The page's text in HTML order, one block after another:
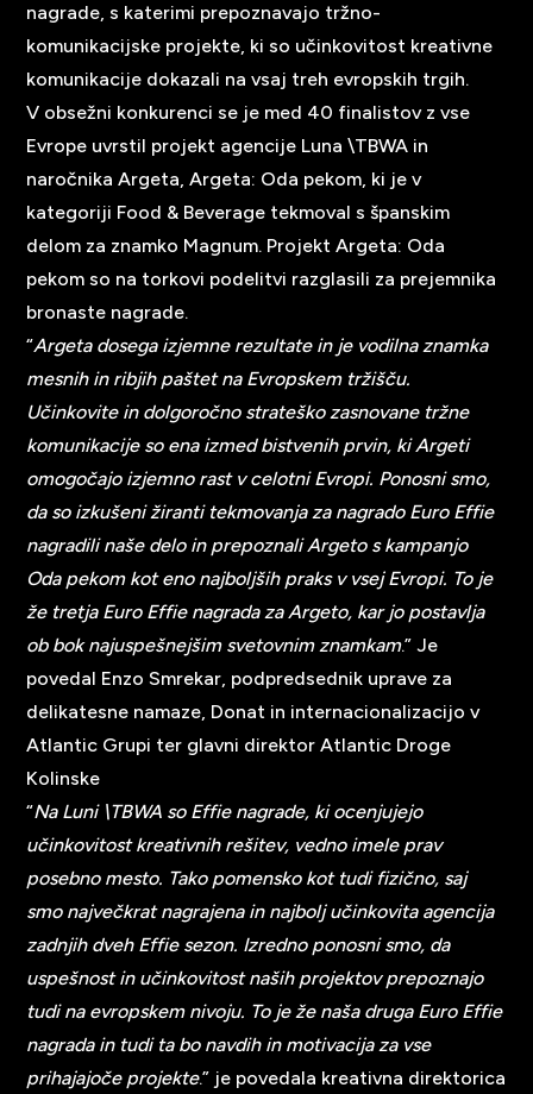
nagrade, s katerimi prepoznavajo tržno-
komunikacijske projekte, ki so učinkovitost kreativne
komunikacije dokazali na vsaj treh evropskih trgih.
V obsežni konkurenci se je med 40 finalistov z vse
Evrope uvrstil projekt agencije Luna \TBWA in
naročnika Argeta, Argeta: Oda pekom, ki je v
kategoriji Food & Beverage tekmoval s španskim
delom za znamko Magnum. Projekt Argeta: Oda
pekom so na torkovi podelitvi razglasili za prejemnika
bronaste nagrade.
“Argeta dosega izjemne rezultate in je vodilna znamka
mesnih in ribjih paštet na Evropskem tržišču.
Učinkovite in dolgoročno strateško zasnovane tržne
komunikacije so ena izmed bistvenih prvin, ki Argeti
omogočajo izjemno rast v celotni Evropi. Ponosni smo,
da so izkušeni žiranti tekmovanja za nagrado Euro Effie
nagradili naše delo in prepoznali Argeto s kampanjo
Oda pekom kot eno najboljših praks v vsej Evropi. To je
že tretja Euro Effie nagrada za Argeto, kar jo postavlja
ob bok najuspešnejšim svetovnim znamkam.” Je
povedal Enzo Smrekar, podpredsednik uprave za
delikatesne namaze, Donat in internacionalizacijo v
Atlantic Grupi ter glavni direktor Atlantic Droge
Kolinske
“Na Luni \TBWA so Effie nagrade, ki ocenjujejo
učinkovitost kreativnih rešitev, vedno imele prav
posebno mesto. Tako pomensko kot tudi fizično, saj
smo največkrat nagrajena in najbolj učinkovita agencija
zadnjih dveh Effie sezon. Izredno ponosni smo, da
uspešnost in učinkovitost naših projektov prepoznajo
tudi na evropskem nivoju. To je že naša druga Euro Effie
nagrada in tudi ta bo navdih in motivacija za vse
prihajajoče projekte.” je povedala kreativna direktorica